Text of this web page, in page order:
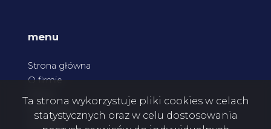
menu
Strona główna
O firmie
Kontakt
Ta strona wykorzystuje pliki cookies w celach
statystycznych oraz w celu dostosowania